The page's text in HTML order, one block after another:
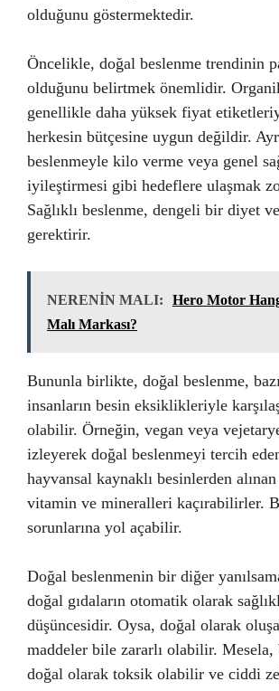
olduğunu göstermektedir.
Öncelikle, doğal beslenme trendinin
olduğunu belirtmek önemlidir.
genellikle daha yüksek fiyat
herkesin bütçesine uygun değildir.
beslenmeyle kilo verme veya genel
iyileştirmesi gibi hedeflere ulaşmak
Sağlıklı beslenme, dengeli bir diyet
gerektirir.
NERENİN MALI:
Hero Motor
Malı Markası?
Bununla birlikte, doğal beslenme,
insanların besin eksiklikleriyle
olabilir. Örneğin, vegan veya
izleyerek doğal beslenmeyi tercih
hayvansal kaynaklı besinlerden
vitamin ve mineralleri kaçırabilirler.
sorunlarına yol açabilir.
Doğal beslenmenin bir diğer
doğal gıdaların otomatik olarak
düşüncesidir. Oysa, doğal olarak
maddeler bile zararlı olabilir. Mesela,
doğal olarak toksik olabilir ve ciddi